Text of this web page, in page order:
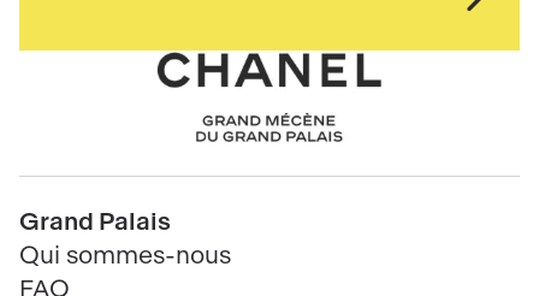
de
Chanel
Pied
de
page
Grand Palais
Qui sommes-nous
FAQ